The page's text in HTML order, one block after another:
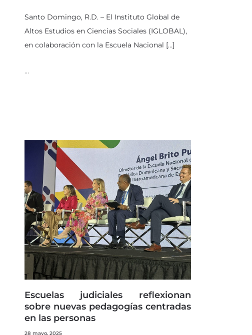
Santo Domingo, R.D. – El Instituto Global de
Altos Estudios en Ciencias Sociales (IGLOBAL),
en colaboración con la Escuela Nacional […]
…
Escuelas judiciales reflexionan
sobre nuevas pedagogías centradas
en las personas
28 mayo, 2025